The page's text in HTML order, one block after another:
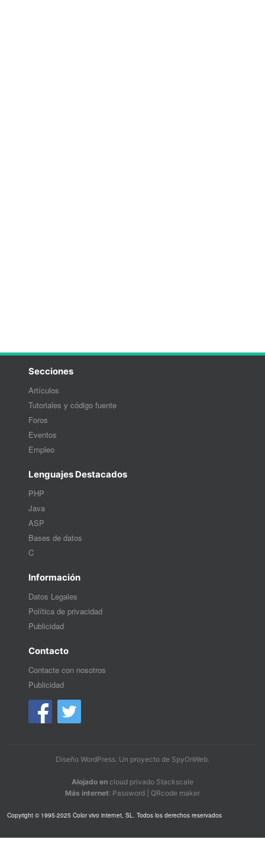
Secciones
Artículos
Tutoriales y código fuente
Foros
Eventos
Empleo
Lenguajes Destacados
PHP
Java
ASP
Bases de datos
C
Información
Datos Legales
Política de privacidad
Publicidad
Contacto
Contacte con nosotros
Publicidad
Diseño WordPress. Un proyecto de SpyOnWeb.
Alojado en cloud privado Stackscale
Más internet: Password QRcode maker
Copyright © 1995-2025 Color vivo internet, SL. Todos los derechos reservados